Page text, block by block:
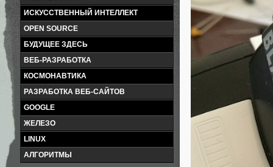
ИСКУССТВЕННЫЙ ИНТЕЛЛЕКТ
OPEN SOURCE
БУДУЩЕЕ ЗДЕСЬ
ВЕБ-РАЗРАБОТКА
КОСМОНАВТИКА
РАЗРАБОТКА ВЕБ-САЙТОВ
GOOGLE
ЖЕЛЕЗО
LINUX
АЛГОРИТМЫ